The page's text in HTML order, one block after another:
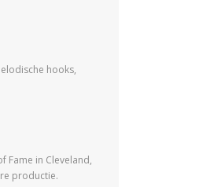
hooks,
Fame in Cleveland,
productie.